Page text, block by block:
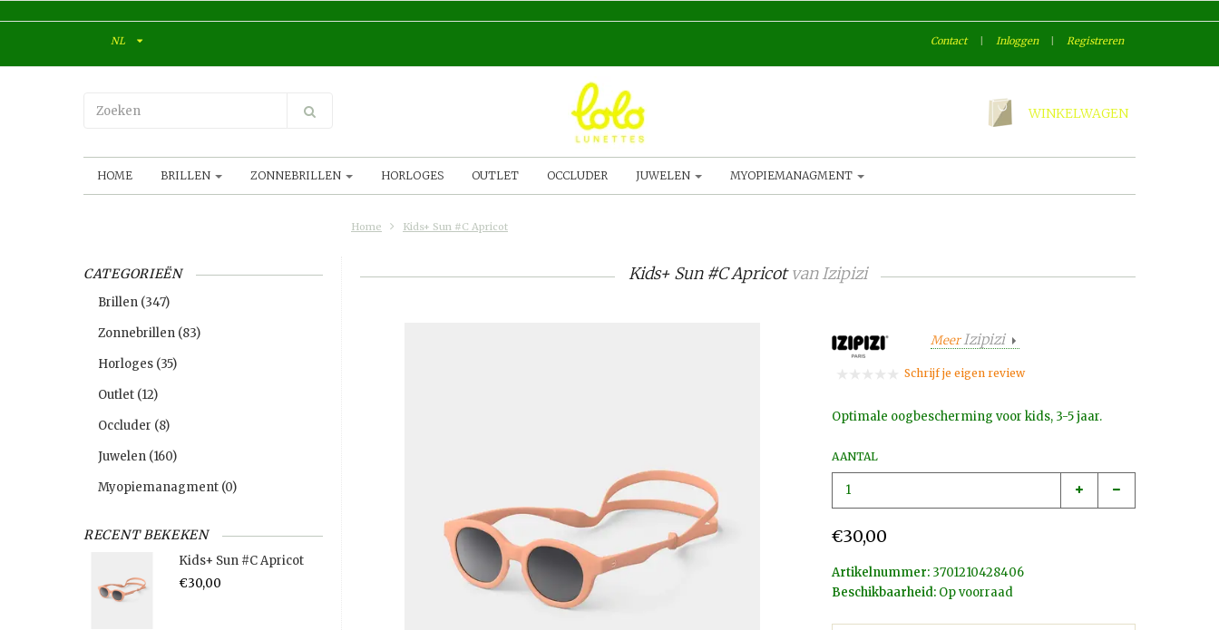
NL Contact Inloggen Registreren
WINKELWAGEN
HOME BRILLEN ZONNEBRILLEN HORLOGES OUTLET OCCLUDER JUWELEN MYOPIEMANAGMENT
Home Kids+ Sun #C Apricot
CATEGORIEËN
Brillen (347)
Zonnebrillen (83)
Horloges (35)
Outlet (12)
Occluder (8)
Juwelen (160)
Myopiemanagment (0)
RECENT BEKEKEN
Kids+ Sun #C Apricot
€30,00
Kids+ Sun #C ApricotvanIzipizi
MeerIzipizi
Schrijf je eigen review
Optimale oogbescherming voor kids, 3-5 jaar.
AANTAL
€30,00
Artikelnummer: 3701210428406
Beschikbaarheid: Op voorraad